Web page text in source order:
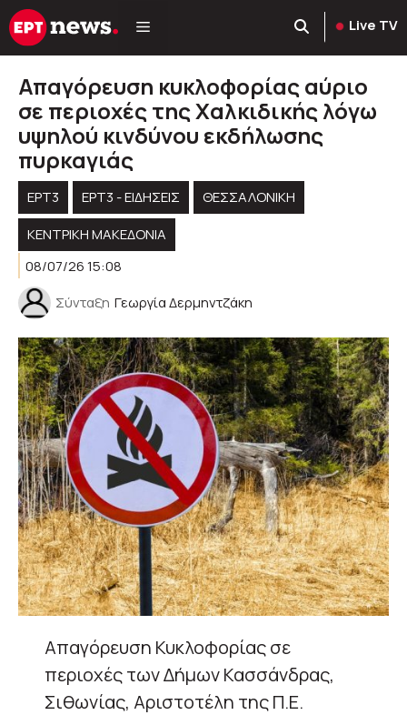
Μετάβαση
σε
Live TV
Απαγόρευση κυκλοφορίας αύριο
σε περιοχές της Χαλκιδικής λόγω
υψηλού κινδύνου εκδήλωσης
πυρκαγιάς
ΕΡΤ3 ΕΡΤ3 - ΕΙΔΉΣΕΙΣ
ΘΕΣΣΑΛΟΝΙΚΗ
ΚΕΝΤΡΙΚΉ ΜΑΚΕΔΟΝΊΑ
08/07/26 15:08
Σύνταξη Γεωργία Δερμηντζάκη
Απαγόρευση Κυκλοφορίας σε
περιοχές των Δήμων Κασσάνδρας,
Σιθωνίας, Αριστοτέλη της Π.Ε.